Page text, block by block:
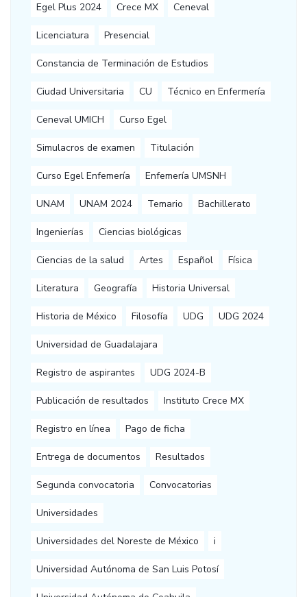
Egel Plus 2024 Crece MX Ceneval
Licenciatura Presencial
Constancia de Terminación de Estudios
Ciudad Universitaria CU Técnico en Enfermería
Ceneval UMICH Curso Egel
Simulacros de examen Titulación
Curso Egel Enfemería Enfemería UMSNH
UNAM UNAM 2024 Temario Bachillerato
Ingenierías Ciencias biológicas
Ciencias de la salud Artes Español Física
Literatura Geografía Historia Universal
Historia de México Filosofía UDG UDG 2024
Universidad de Guadalajara
Registro de aspirantes UDG 2024-B
Publicación de resultados Instituto Crece MX
Registro en línea Pago de ficha
Entrega de documentos Resultados
Segunda convocatoria Convocatorias
Universidades
Universidades del Noreste de México i
Universidad Autónoma de San Luis Potosí